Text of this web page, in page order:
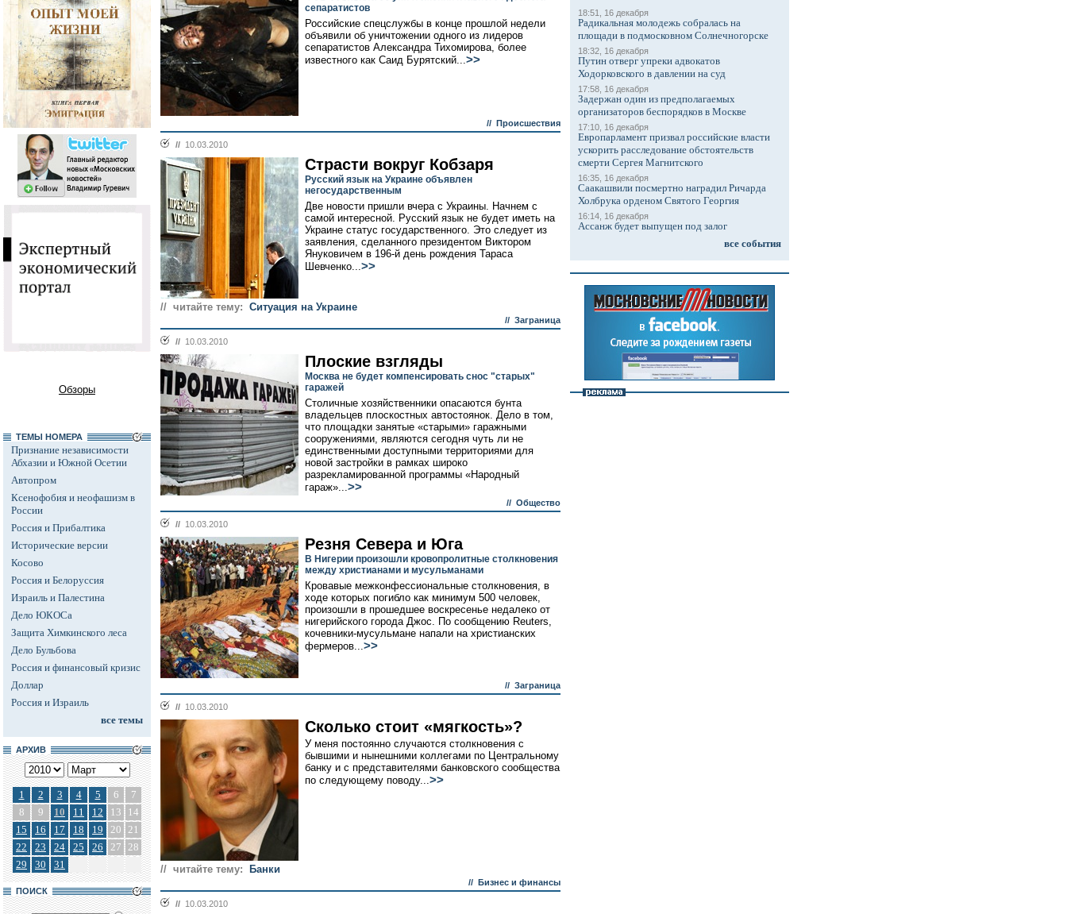
Обзоры
ТЕМЫ НОМЕРА
Признание независимости
Абхазии и Южной Осетии
Автопром
Ксенофобия и неофашизм в
России
Россия и Прибалтика
Исторические версии
Косово
Россия и Белоруссия
Израиль и Палестина
Дело ЮКОСа
Защита Химкинского леса
Дело Бульбова
Россия и финансовый кризис
Доллар
Россия и Израиль
все темы
АРХИВ
1 2 3 4 5 6
7
8
9 10 11 12 13
14
15
16 17 18 19 20 21
22
23 24 25 26 27 28
29
30 31
ПОИСК
сепаратистов
Российские спецслужбы в конце прошлой недели
объявили об уничтожении одного из лидеров
сепаратистов Александра Тихомирова, более
известного как Саид Бурятский...>>
// Происшествия
// 10.03.2010
Страсти вокруг Кобзаря
Русский язык на Украине объявлен
негосударственным
Две новости пришли вчера с Украины. Начнем с
самой интересной. Русский язык не будет иметь на
Украине статус государственного. Это следует из
заявления, сделанного президентом Виктором
Януковичем в 196-й день рождения Тараса
Шевченко...>>
// читайте тему: Ситуация на Украине
// Заграница
// 10.03.2010
Плоские взгляды
Москва не будет компенсировать снос "старых"
гаражей
Столичные хозяйственники опасаются бунта
владельцев плоскостных автостоянок. Дело в том,
что площадки занятые «старыми» гаражными
сооружениями, являются сегодня чуть ли не
единственными доступными территориями для
новой застройки в рамках широко
разрекламированной программы «Народный
гараж»...>>
// Общество
// 10.03.2010
Резня Севера и Юга
В Нигерии произошли кровопролитные столкновения
между христианами и мусульманами
Кровавые межконфессиональные столкновения, в
ходе которых погибло как минимум 500 человек,
произошли в прошедшее воскресенье недалеко от
нигерийского города Джос. По сообщению Reuters,
кочевники-мусульмане напали на христианских
фермеров...>>
// Заграница
// 10.03.2010
Сколько стоит «мягкость»?
У меня постоянно случаются столкновения с
бывшими и нынешними коллегами по Центральному
банку и с представителями банковского сообщества
по следующему поводу...>>
// читайте тему: Банки
// Бизнес и финансы
// 10.03.2010
18:51, 16 декабря
Радикальная молодежь собралась на
площади в подмосковном Солнечногорске
18:32, 16 декабря
Путин отверг упреки адвокатов
Ходорковского в давлении на суд
17:58, 16 декабря
Задержан один из предполагаемых
организаторов беспорядков в Москве
17:10, 16 декабря
Европарламент призвал российские власти
ускорить расследование обстоятельств
смерти Сергея Магнитского
16:35, 16 декабря
Саакашвили посмертно наградил Ричарда
Холбрука орденом Святого Георгия
16:14, 16 декабря
Ассанж будет выпущен под залог
все события